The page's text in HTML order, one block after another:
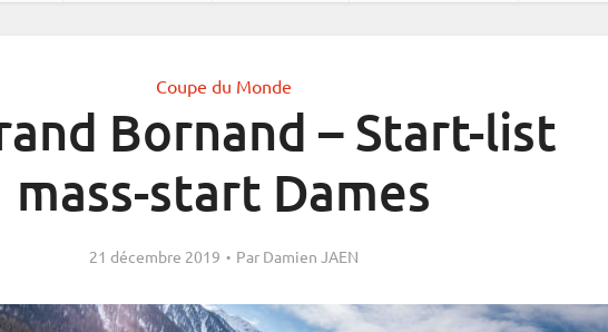
Coupe du Monde
Bornand – Start-list
mass-start Dames
21 décembre 2019 Par Damien JAEN